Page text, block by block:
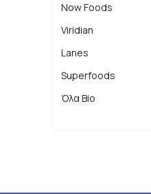
Now Foods
Viridian
Lanes
Superfoods
Όλα Bio